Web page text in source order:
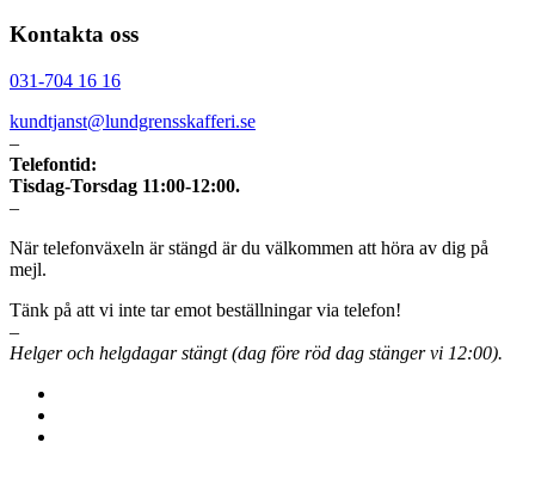
Kontakta oss
031-704 16 16
kundtjanst@lundgrensskafferi.se
–
Telefontid:
Tisdag-Torsdag 11:00-12:00.
–
När telefonväxeln är stängd är du välkommen att höra av dig på
mejl.
Tänk på att vi inte tar emot beställningar via telefon!
–
Helger och helgdagar stängt (dag före röd dag stänger vi 12:00).